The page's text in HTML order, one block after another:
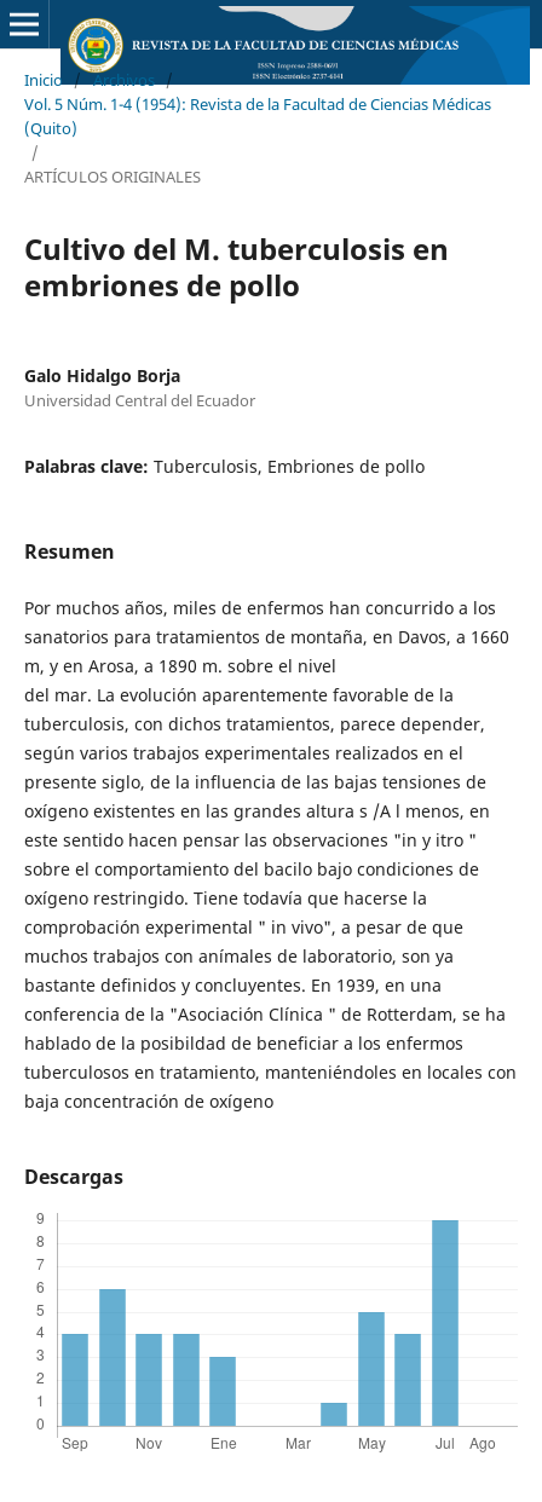
Inicio / Archivos /
Vol. 5 Núm. 1-4 (1954): Revista de la Facultad de Ciencias Médicas
(Quito)
/
ARTÍCULOS ORIGINALES
Cultivo del M. tuberculosis en
embriones de pollo
Galo Hidalgo Borja
Universidad Central del Ecuador
Palabras clave: Tuberculosis, Embriones de pollo
Resumen
Por muchos años, miles de enfermos han concurrido a los
sanatorios para tratamientos de montaña, en Davos, a 1660
m, y en Arosa, a 1890 m. sobre el nivel
del mar. La evolución aparentemente favorable de la
tuberculosis, con dichos tratamientos, parece depender,
según varios trabajos experimentales realizados en el
presente siglo, de la influencia de las bajas tensiones de
oxígeno existentes en las grandes altura s /A l menos, en
este sentido hacen pensar las observaciones "in y itro "
sobre el comportamiento del bacilo bajo condiciones de
oxígeno restringido. Tiene todavía que hacerse la
comprobación experimental " in vivo", a pesar de que
muchos trabajos con anímales de laboratorio, son ya
bastante definidos y concluyentes. En 1939, en una
conferencia de la "Asociación Clínica " de Rotterdam, se ha
hablado de la posibildad de beneficiar a los enfermos
tuberculosos en tratamiento, manteniéndoles en locales con
baja concentración de oxígeno
Descargas